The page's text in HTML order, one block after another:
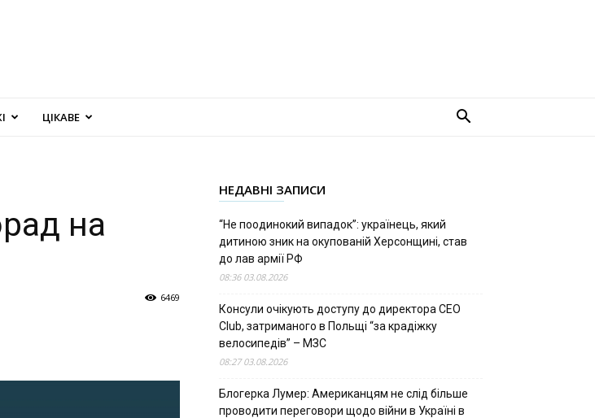
ЦІКАВЕ
на
6469
НЕДАВНІ ЗАПИСИ
“Не поодинокий випадок”: українець, який
дитиною зник на окупованій Херсонщині, став
до лав армії РФ
08:36 03.08.2026
Консули очікують доступу до директора CEO
Club, затриманого в Польщі “за крадіжку
велосипедів” – МЗС
08:27 03.08.2026
Блогерка Лумер: Американцям не слід більше
проводити переговори щодо війни в Україні в